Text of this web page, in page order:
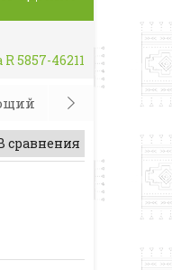
5857-46211
сравнения